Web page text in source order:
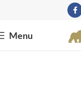
Menu